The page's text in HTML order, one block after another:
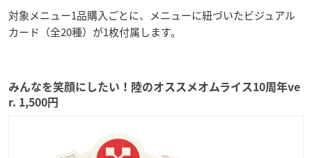
対象メニュー1品購入ごとに、メニューに紐づいたビジュアル
カード（全20種）が1枚付属します。
みんなを笑顔にしたい！陸のオススメオムライス10周年ve
r. 1,500円